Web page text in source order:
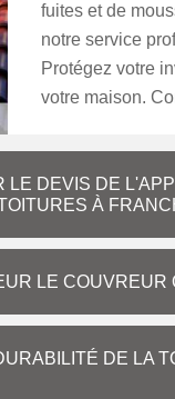
fuites et de
notre service
Protégez votre
votre maison.
LE DEVIS DE
À
LE COUVREUR
DE LA